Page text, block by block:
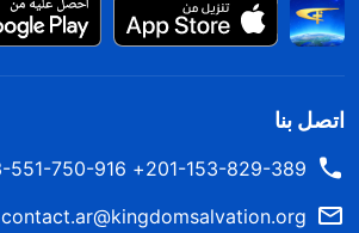
اتصل بنا
201-153-829-389+ 213-551-750-916+
contact.ar@kingdomsalvation.org